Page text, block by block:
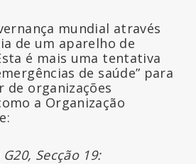
mundial através
de um aparelho de
é mais uma tentativa
de saúde” para
de organizações
a Organização
Secção 19: